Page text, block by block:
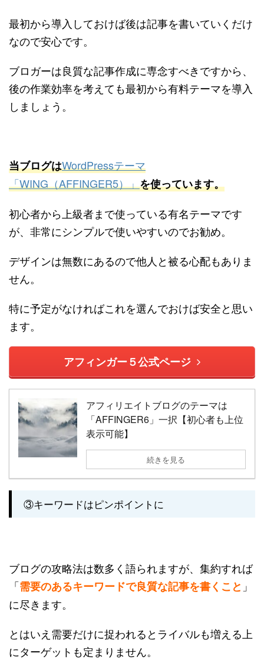
最初から導入しておけば後は記事を書いていくだけ
なので安心です。
ブロガーは良質な記事作成に専念すべきですから、
後の作業効率を考えても最初から有料テーマを導入
しましょう。
当ブログはWordPressテーマ
「WING（AFFINGER5）」を使っています。
初心者から上級者まで使っている有名テーマです
が、非常にシンプルで使いやすいのでお勧め。
デザインは無数にあるので他人と被る心配もありま
せん。
特に予定がなければこれを選んでおけば安全と思い
ます。
アフィンガー５公式ページ
アフィリエイトブログのテーマは
「AFFINGER6」一択【初心者も上位
表示可能】
続きを見る
③キーワードはピンポイントに
ブログの攻略法は数多く語られますが、集約すれば
「需要のあるキーワードで良質な記事を書くこと 」
に尽きます。
とはいえ需要だけに捉われるとライバルも増える上
にターゲットも定まりません。